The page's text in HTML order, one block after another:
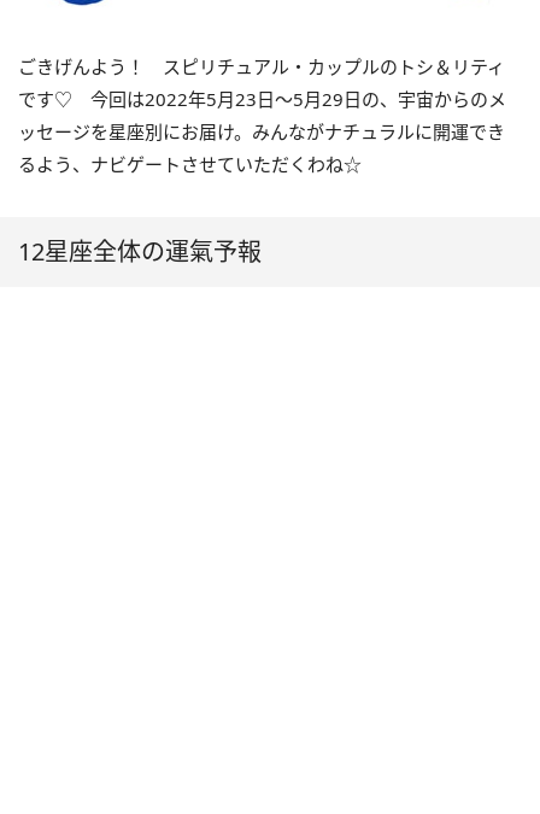
ごきげんよう！ スピリチュアル・カップルのトシ＆リティ
です♡ 今回は2022年5月23日〜5月29日の、宇宙からのメ
ッセージを星座別にお届け。みんながナチュラルに開運でき
るよう、ナビゲートさせていただくわね☆
12星座全体の運氣予報